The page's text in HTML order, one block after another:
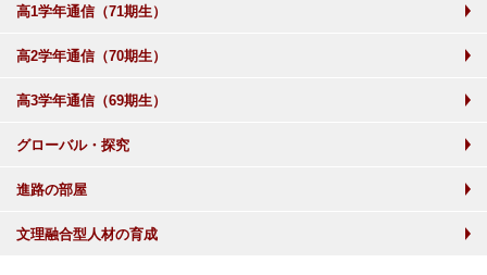
高1学年通信（71期生）
高2学年通信（70期生）
高3学年通信（69期生）
グローバル・探究
進路の部屋
文理融合型人材の育成